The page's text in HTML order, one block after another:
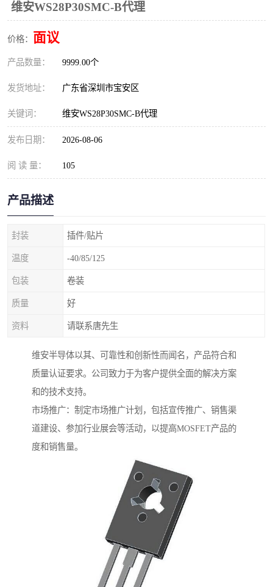
维安WS28P30SMC-B代理
价格： 面议
产品数量： 9999.00个
发货地址： 广东省深圳市宝安区
关键词： 维安WS28P30SMC-B代理
发布日期： 2026-08-06
阅 读 量： 105
产品描述
封装 插件/贴片
温度 -40/85/125
包装 卷装
质量 好
资料 请联系唐先生
维安半导体以其、可靠性和创新性而闻名，产品符合和
质量认证要求。公司致力于为客户提供全面的解决方案
和的技术支持。
市场推广：制定市场推广计划，包括宣传推广、销售渠
道建设、参加行业展会等活动，以提高MOSFET产品的
度和销售量。
FT61F021